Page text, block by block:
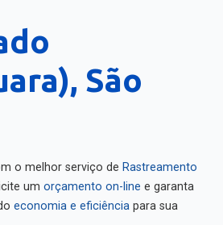
São
o melhor serviço de Rastreamento
um orçamento on-line e garanta
economia e eficiência para sua